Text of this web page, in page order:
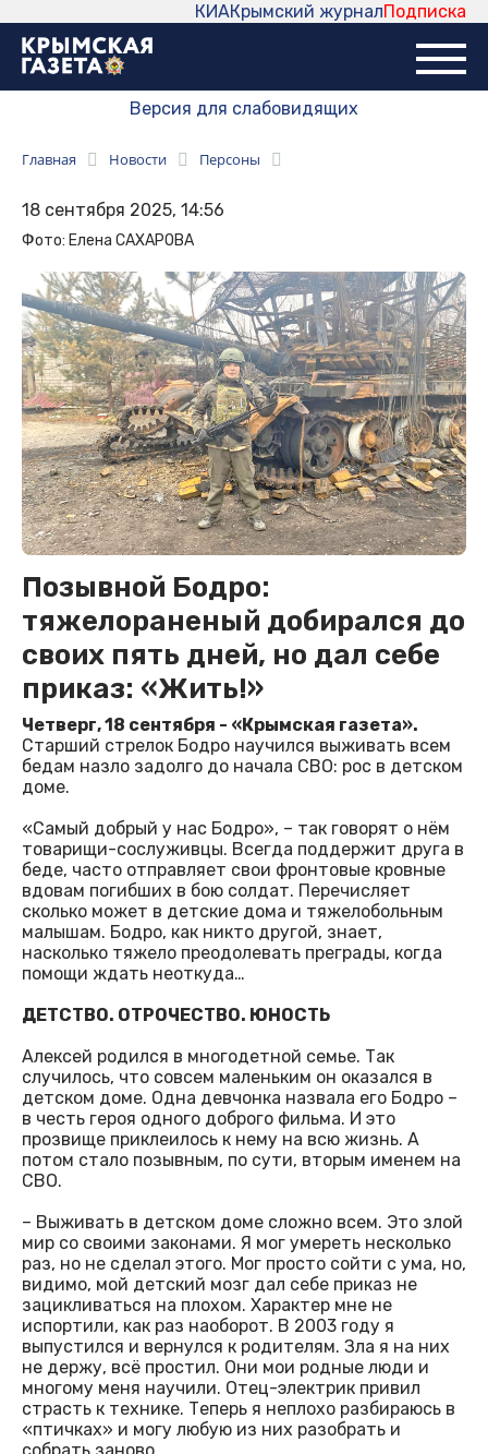
Подписка
Крымский журнал
КИА
Версия для слабовидящих
Главная Новости Персоны
18 сентября 2025, 14:56
Фото: Елена САХАРОВА
Позывной Бодро:
тяжелораненый добирался до
своих пять дней, но дал себе
приказ: «Жить!»
Четверг, 18 сентября - «Крымская газета».
Старший стрелок Бодро научился выживать всем
бедам назло задолго до начала СВО: рос в детском
доме.
«Самый добрый у нас Бодро», – так говорят о нём
товарищи-сослуживцы. Всегда поддержит друга в
беде, часто отправляет свои фронтовые кровные
вдовам погибших в бою солдат. Перечисляет
сколько может в детские дома и тяжелобольным
малышам. Бодро, как никто другой, знает,
насколько тяжело преодолевать преграды, когда
помощи ждать неоткуда…
ДЕТСТВО. ОТРОЧЕСТВО. ЮНОСТЬ
Алексей родился в многодетной семье. Так
случилось, что совсем маленьким он оказался в
детском доме. Одна девчонка назвала его Бодро –
в честь героя одного доброго фильма. И это
прозвище приклеилось к нему на всю жизнь. А
потом стало позывным, по сути, вторым именем на
СВО.
– Выживать в детском доме сложно всем. Это злой
мир со своими законами. Я мог умереть несколько
раз, но не сделал этого. Мог просто сойти с ума, но,
видимо, мой детский мозг дал себе приказ не
зацикливаться на плохом. Характер мне не
испортили, как раз наоборот. В 2003 году я
выпустился и вернулся к родителям. Зла я на них
не держу, всё простил. Они мои родные люди и
многому меня научили. Отец-электрик привил
страсть к технике. Теперь я неплохо разбираюсь в
«птичках» и могу любую из них разобрать и
собрать заново.